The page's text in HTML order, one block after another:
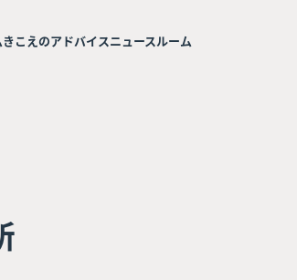
きこえのアドバイスニュースルーム